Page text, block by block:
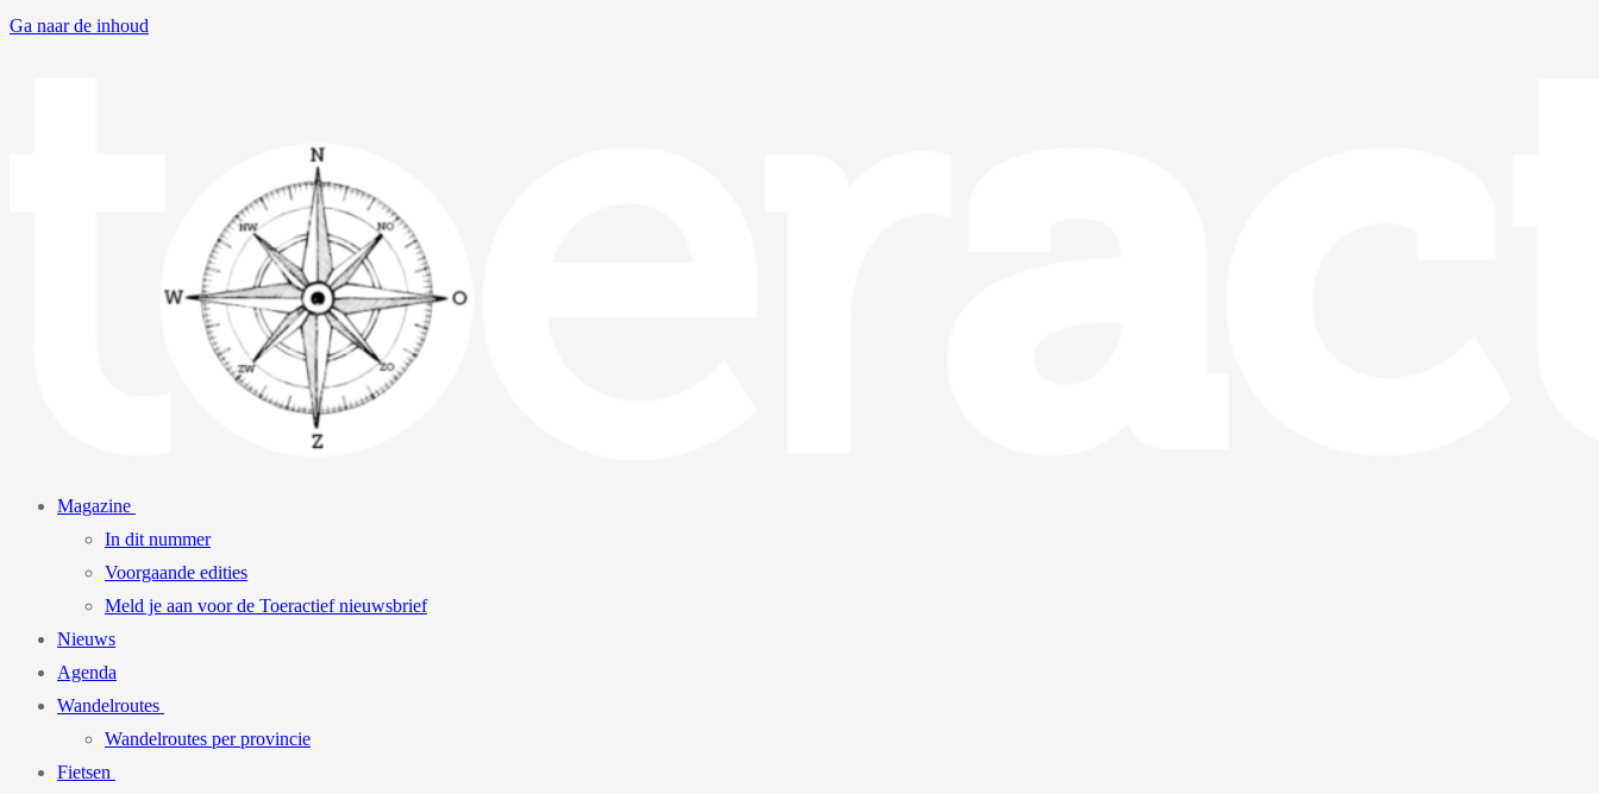
Ga naar de inhoud
Magazine
In dit nummer
Voorgaande edities
Meld je aan voor de Toeractief nieuwsbrief
Nieuws
Agenda
Wandelroutes
Wandelroutes per provincie
Fietsen